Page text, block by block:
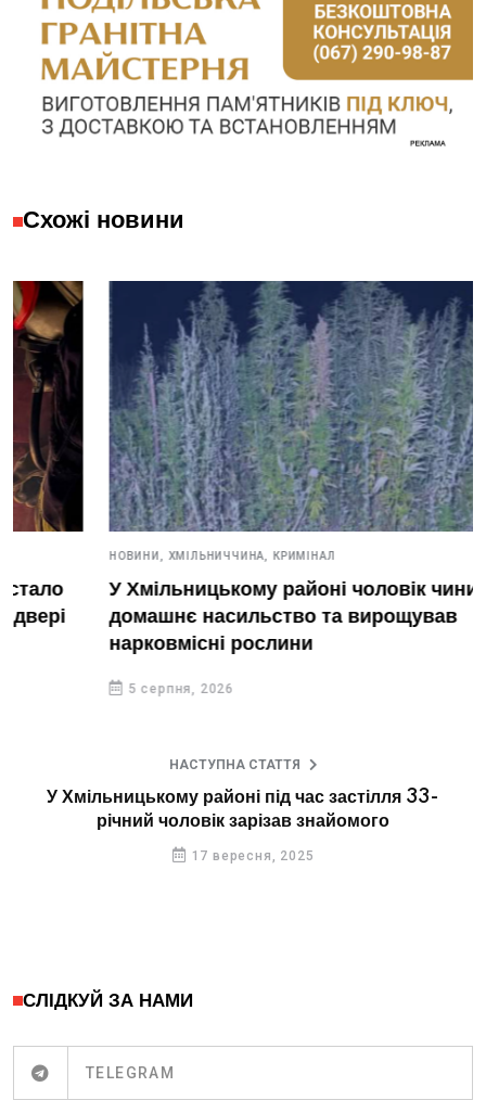
Схожі новини
ХМІЛЬНИЧЧИНА, КРИМІНАЛ
У Хмільницькому районі чоловік чинив
домашнє насильство та вирощував
нарковмісні рослини
5 серпня, 2026
НАСТУПНА СТАТТЯ
У Хмільницькому районі під час застілля 33-
річний чоловік зарізав знайомого
17 вересня, 2025
СЛІДКУЙ ЗА НАМИ
TELEGRAM